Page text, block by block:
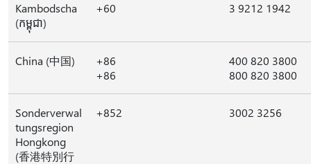
Kambodscha
(កម្ពុជា)
+60 3 9212 1942
China (中国)
+86
+86
400 820 3800
800 820 3800
Sonderverwal
tungsregion
Hongkong
(香港特別行
+852 3002 3256